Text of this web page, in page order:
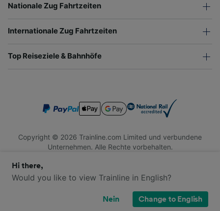
Nationale Zug Fahrtzeiten
Internationale Zug Fahrtzeiten
Top Reiseziele & Bahnhöfe
Copyright © 2026 Trainline.com Limited und verbundene
Unternehmen. Alle Rechte vorbehalten.
Firmennummer 3846791. Registrierte Adresse: 1 Stonecutter
St, London EC4A 4AH, United Kingdom. USt-IdNr.: 791 7261
Hi there,
Would you like to view Trainline in English?
Nein Change to English